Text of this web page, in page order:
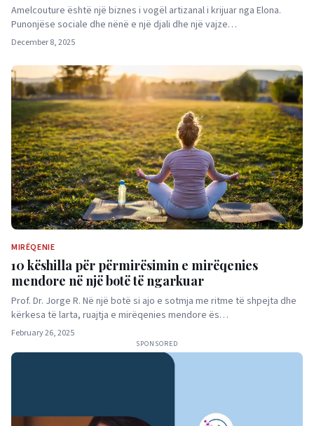
Amelcouture është një biznes i vogël artizanal i krijuar nga Elona.
Punonjëse sociale dhe nënë e një djali dhe një vajze…
December 8, 2025
MIRËQENIE
10 këshilla për përmirësimin e mirëqenies
mendore në një botë të ngarkuar
Prof. Dr. Jorge R. Në një botë si ajo e sotmja me ritme të shpejta dhe
kërkesa të larta, ruajtja e mirëqenies mendore ës…
February 26, 2025
SPONSORED